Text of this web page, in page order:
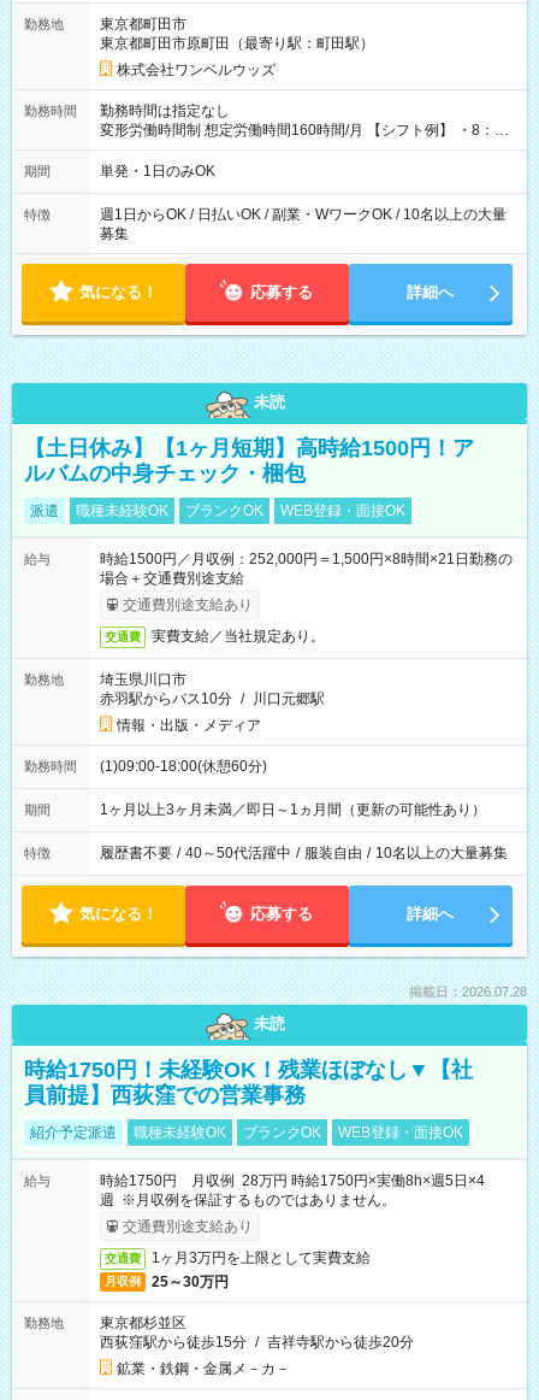
勤務地
東京都町田市
東京都町田市原町田（最寄り駅：町田駅）
株式会社ワンベルウッズ
勤務時間
勤務時間は指定なし
変形労働時間制 想定労働時間160時間/月 【シフト例】 ・8：00
～21：00
期間 単発・1日のみOK
特徴
週1日からOK / 日払いOK / 副業・WワークOK / 10名以上の大量
募集
気になる！ 応募する 詳細へ
未読
【土日休み】【1ヶ月短期】高時給1500円！ア
ルバムの中身チェック・梱包
派遣 職種未経験OK ブランクOK WEB登録・面接OK
給与
時給1500円／月収例：252,000円＝1,500円×8時間×21日勤務の
場合＋交通費別途支給
交通費別途支給あり
交通費 実費支給／当社規定あり。
勤務地
埼玉県川口市
赤羽駅からバス10分 / 川口元郷駅
情報・出版・メディア
勤務時間 (1)09:00-18:00(休憩60分)
期間 1ヶ月以上3ヶ月未満／即日～1ヵ月間（更新の可能性あり）
特徴 履歴書不要 / 40～50代活躍中 / 服装自由 / 10名以上の大量募集
気になる！ 応募する 詳細へ
掲載日：2026.07.28
未読
時給1750円！未経験OK！残業ほぼなし▼【社
員前提】西荻窪での営業事務
紹介予定派遣 職種未経験OK ブランクOK WEB登録・面接OK
給与
時給1750円 月収例 28万円 時給1750円×実働8h×週5日×4
週 ※月収例を保証するものではありません。
交通費別途支給あり
交通費 1ヶ月3万円を上限として実費支給
月収例 25～30万円
勤務地
東京都杉並区
西荻窪駅から徒歩15分 / 吉祥寺駅から徒歩20分
鉱業・鉄鋼・金属メ－カ－